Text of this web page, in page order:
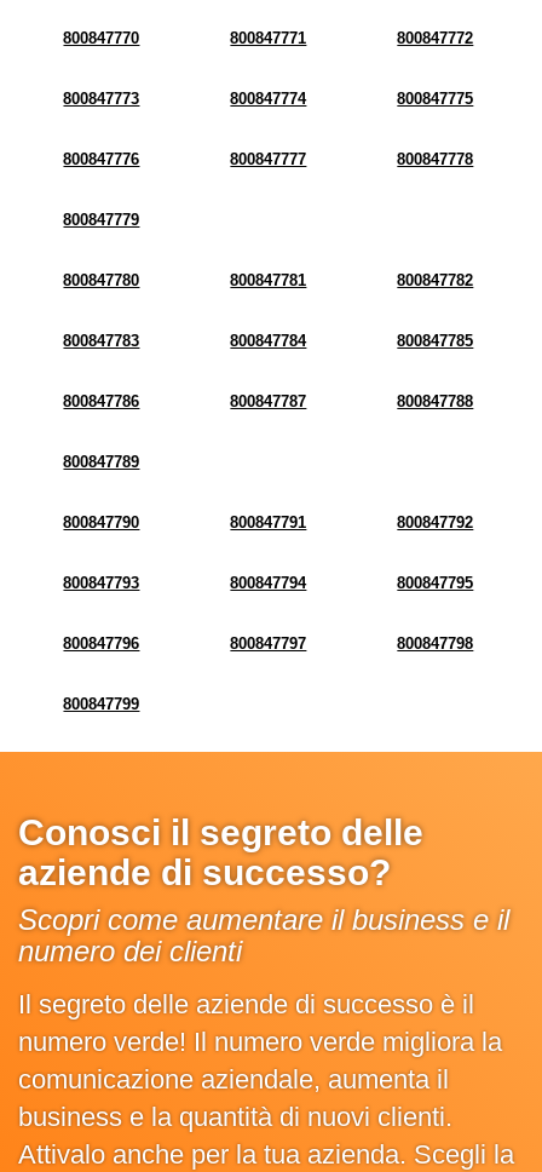
800847770 800847771 800847772
800847773 800847774 800847775
800847776 800847777 800847778
800847779
800847780 800847781 800847782
800847783 800847784 800847785
800847786 800847787 800847788
800847789
800847790 800847791 800847792
800847793 800847794 800847795
800847796 800847797 800847798
800847799
Conosci il segreto delle
aziende di successo?
Scopri come aumentare il business e il
numero dei clienti
Il segreto delle aziende di successo è il
numero verde! Il numero verde migliora la
comunicazione aziendale, aumenta il
business e la quantità di nuovi clienti.
Attivalo anche per la tua azienda. Scegli la